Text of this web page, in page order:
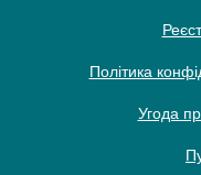
Політика
Угода